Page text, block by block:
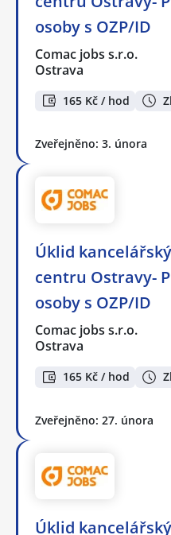
osoby s OZP/ID
Comac jobs s.r.o.
Ostrava
165 Kč / hod
Zveřejněno: 3. února
Úklid
centru Ostravy-
osoby s OZP/ID
Comac jobs s.r.o.
Ostrava
165 Kč / hod
Zveřejněno: 27. února
Úklid